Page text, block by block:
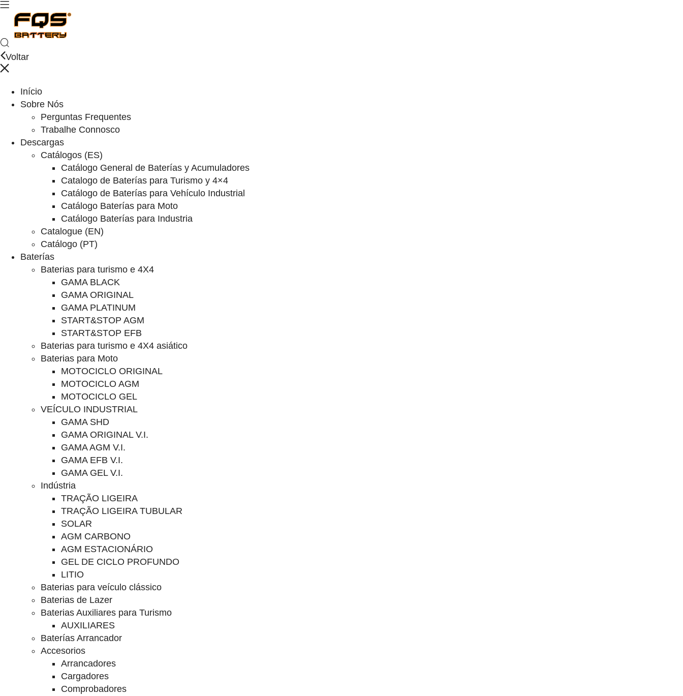
Voltar
Início
Sobre Nós
Perguntas Frequentes
Trabalhe Connosco
Descargas
Catálogos (ES)
Catálogo General de Baterías y Acumuladores
Catalogo de Baterías para Turismo y 4×4
Catálogo de Baterías para Vehículo Industrial
Catálogo Baterías para Moto
Catálogo Baterías para Industria
Catalogue (EN)
Catálogo (PT)
Baterías
Baterias para turismo e 4X4
GAMA BLACK
GAMA ORIGINAL
GAMA PLATINUM
START&STOP AGM
START&STOP EFB
Baterias para turismo e 4X4 asiático
Baterias para Moto
MOTOCICLO ORIGINAL
MOTOCICLO AGM
MOTOCICLO GEL
VEÍCULO INDUSTRIAL
GAMA SHD
GAMA ORIGINAL V.I.
GAMA AGM V.I.
GAMA EFB V.I.
GAMA GEL V.I.
Indústria
TRAÇÃO LIGEIRA
TRAÇÃO LIGEIRA TUBULAR
SOLAR
AGM CARBONO
AGM ESTACIONÁRIO
GEL DE CICLO PROFUNDO
LITIO
Baterias para veículo clássico
Baterias de Lazer
Baterias Auxiliares para Turismo
AUXILIARES
Baterías Arrancador
Accesorios
Arrancadores
Cargadores
Comprobadores